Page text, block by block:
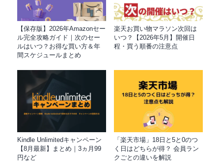
【保存版】2026年Amazonセー
ル完全攻略ガイド｜次のセー
ルはいつ？お得な買い方＆年
間スケジュールまとめ
楽天お買い物マラソン次回は
いつ？【2026年5月】開催日
程・買う順番の注意点
Kindle Unlimitedキャンペーン
【8月最新】まとめ｜3ヵ月99
円など
「楽天市場」18日と5と0のつ
く日はどちらが得？ 会員ラン
クごとの違いを解説